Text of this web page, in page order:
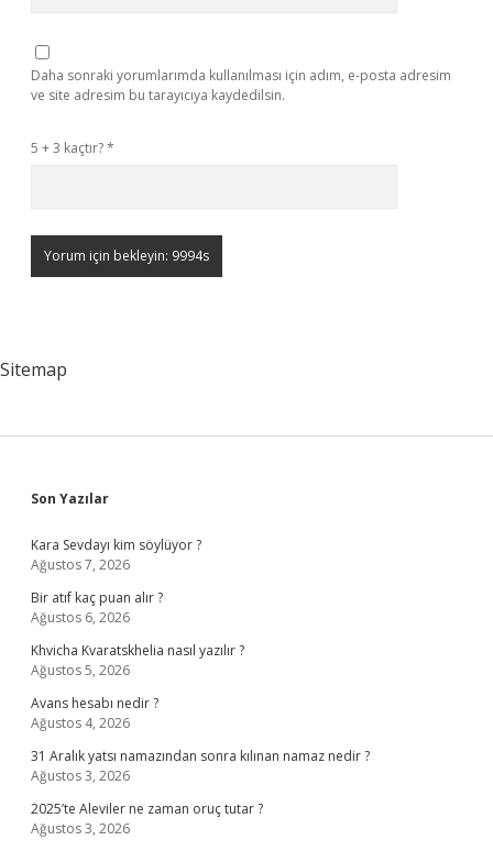
Daha sonraki yorumlarımda kullanılması için adım, e-posta adresim
ve site adresim bu tarayıcıya kaydedilsin.
5 + 3 kaçtır?*
Sitemap
Sidebar
Son Yazılar
Kara Sevdayı kim söylüyor ?
Ağustos 7, 2026
Bir atıf kaç puan alır ?
Ağustos 6, 2026
Khvicha Kvaratskhelia nasıl yazılır ?
Ağustos 5, 2026
Avans hesabı nedir ?
Ağustos 4, 2026
31 Aralık yatsı namazından sonra kılınan namaz nedir ?
Ağustos 3, 2026
2025’te Aleviler ne zaman oruç tutar ?
Ağustos 3, 2026